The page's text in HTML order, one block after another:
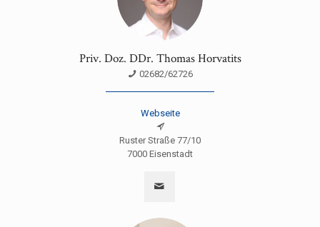
Priv. Doz. DDr. Thomas Horvatits
02682/62726
Webseite
Ruster Straße 77/10
7000 Eisenstadt